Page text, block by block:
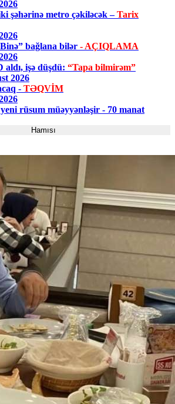
şəhərinə metro çəkiləcək –Tarix
bağlana bilər - AÇIQLAMA
işə düşdü: “Tapa bilmirəm”
2026
- TƏQVİM
rüsum müəyyənləşir - 70 manat
Hamısı